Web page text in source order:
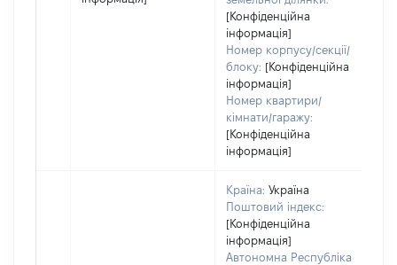
[Конфіденційна
інформація]
Номер корпусу/секції/
блоку: [Конфіденційна
інформація]
Номер квартири/
кімнати/гаражу:
[Конфіденційна
інформація]
Країна: Україна
Поштовий індекс:
[Конфіденційна
інформація]
Автономна Республіка